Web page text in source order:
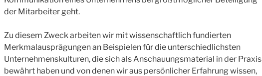
der Mitarbeiter geht.
Zu diesem Zweck arbeiten wir mit wissenschaftlich fundierten
Merkmalausprägungen an Beispielen für die unterschiedlichsten
Unternehmenskulturen, die sich als Anschauungsmaterial in der Praxis
bewährt haben und von denen wir aus persönlicher Erfahrung wissen,